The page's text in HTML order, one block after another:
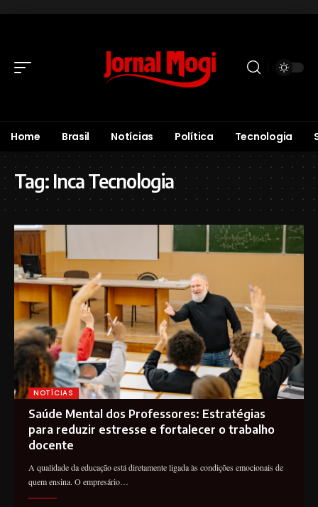
Home Brasil Notícias Política Tecnologia
Tag: Inca Tecnologia
NOTÍCIAS
Saúde Mental dos Professores: Estratégias
para reduzir estresse e fortalecer o trabalho
docente
A qualidade da educação está diretamente ligada às condições emocionais de
quem ensina. O empresário…